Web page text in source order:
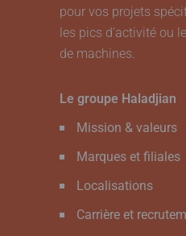
pour vos projets
les pics d’activité ou
de machines.
Le groupe Haladjian
Mission & valeurs
Marques et filiales
Localisations
Carrière et